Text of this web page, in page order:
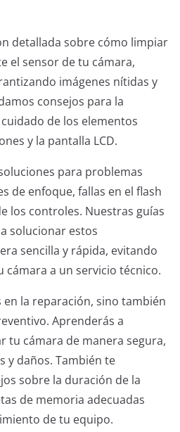
detallada sobre cómo limpiar
el sensor de tu cámara,
imágenes nítidas y
consejos para la
de los elementos
y la pantalla LCD.
para problemas
de enfoque, fallas en el flash
los controles. Nuestras guías
solucionar estos
sencilla y rápida, evitando
cámara a un servicio técnico.
la reparación, sino también
Aprenderás a
tu cámara de manera segura,
y daños. También te
sobre la duración de la
de memoria adecuadas
de tu equipo.